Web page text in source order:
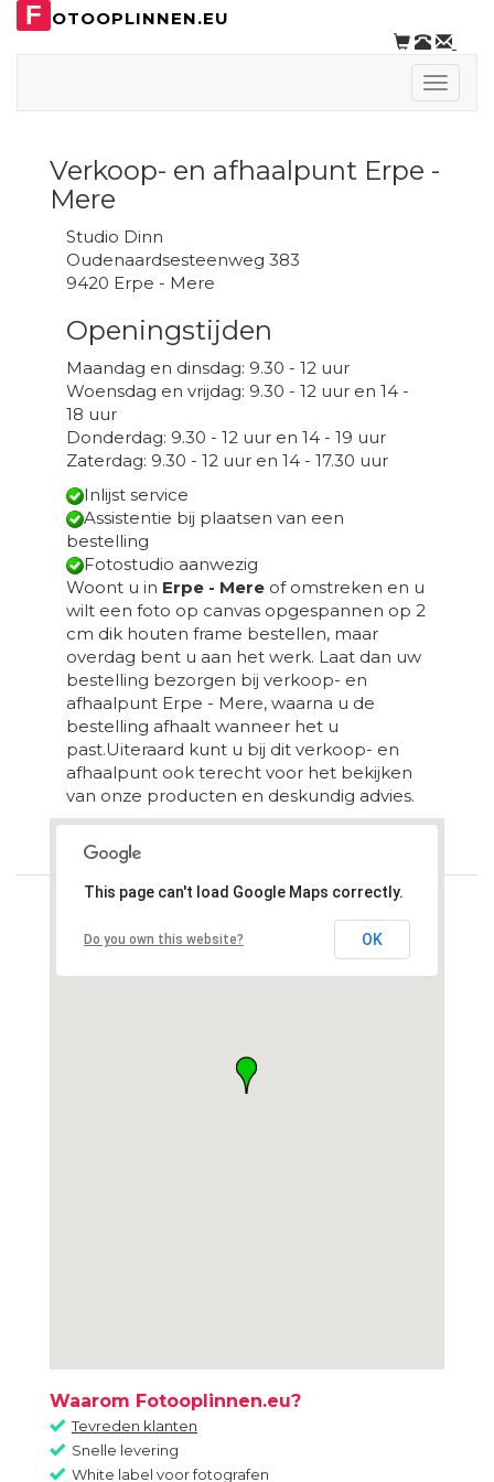
F OTOOPLINNEN.EU
Toggle
Verkoop- en afhaalpunt Erpe -
Mere
Studio Dinn
Oudenaardsesteenweg 383
9420 Erpe - Mere
Openingstijden
Maandag en dinsdag: 9.30 - 12 uur
Woensdag en vrijdag: 9.30 - 12 uur en 14 -
18 uur
Donderdag: 9.30 - 12 uur en 14 - 19 uur
Zaterdag: 9.30 - 12 uur en 14 - 17.30 uur
Inlijst service
Assistentie bij plaatsen van een
bestelling
Fotostudio aanwezig
Woont u in Erpe - Mere of omstreken en u
wilt een foto op canvas opgespannen op 2
cm dik houten frame bestellen, maar
overdag bent u aan het werk. Laat dan uw
bestelling bezorgen bij verkoop- en
afhaalpunt Erpe - Mere, waarna u de
bestelling afhaalt wanneer het u
past.Uiteraard kunt u bij dit verkoop- en
afhaalpunt ook terecht voor het bekijken
van onze producten en deskundig advies.
Loading...
This page can't load Google Maps correctly.
Do you own this website? OK
Waarom Fotooplinnen.eu?
Tevreden klanten
Snelle levering
White label voor fotografen